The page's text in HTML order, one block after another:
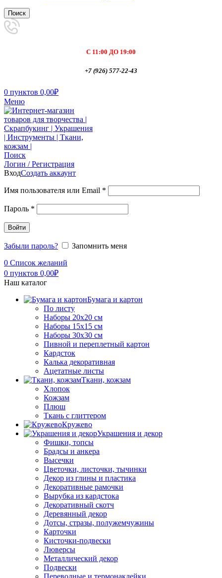
Поиск
С 11:00 ДО 19:00
+7 (926) 577-22-43
0 пунктов 0,00₽
Меню
Поиск
Логин / Регистрация
ВходСоздать аккаунт
Имя пользователя или Email *
Пароль *
Войти
Забыли пароль?
Запомнить меня
0 Список желаний
0 пунктов 0,00₽
Наш каталог
Бумага и картон
По листу
Наборы 20х20 см
Наборы 15х15 см
Наборы 30х30 см
Пивной и переплетный картон
Кардсток
Калька декоративная
Ацетатные листы
Ткани, кожзам
Хлопок
Кожзам
Плюш
Ткань с глиттером
Кружево
Украшения и декор
Фишки, топсы
Брадсы и анкера
Высечки
Цветочки, листочки, тычинки
Декор из глины и пластика
Декоративные рамочки
Вырубка из кардстока
Декоративный скотч
Деревянный декор
Дотсы, стразы, полужемчужины
Карточки
Кисточки-подвески
Люверсы
Металлический декор
Подвески
Переводные и термонаклейки